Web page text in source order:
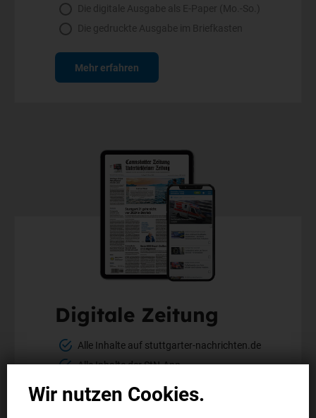
Die digitale Ausgabe als E-Paper (Mo.-So.)
Die gedruckte Ausgabe im Briefkasten
Mehr erfahren
Digitale Zeitung
Alle Inhalte auf stuttgarter-nachrichten.de
Alle Inhalte der StN-App
Die digitale Ausgabe als E-Paper (Mo.-So.)
Die gedruckte Ausgabe im Briefkasten
Wir nutzen Cookies.